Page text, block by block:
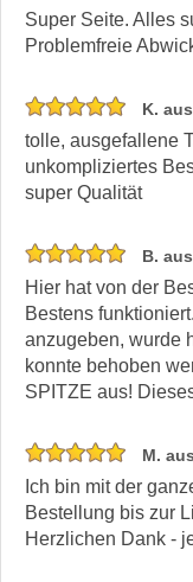
Super Seite. Alles
Problemfreie
K.
tolle, ausgefallene
unkompliziertes
super Qualität
B.
Hier hat von der
Bestens
anzugeben, wurde
konnte behoben
SPITZE aus!
M.
Ich bin mit der
Bestellung bis zur
Herzlichen Dank -